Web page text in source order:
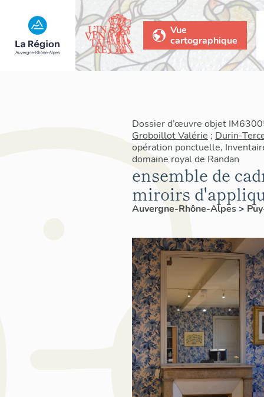
Vue
cartographique
Dossier d’œuvre objet
Groboillot Valérie ; Durin-
opération ponctuelle,
domaine royal de Randan
ensemble de
miroirs
Auvergne-Rhône-Alpes>